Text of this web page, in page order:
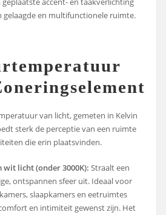
gelaagde en multifunctionele ruimte.
van licht, gemeten in Kelvin
sterk de perceptie van een ruimte
die erin plaatsvinden.
wit licht (onder 3000K): Straalt een
ontspannen sfeer uit. Ideaal voor
slaapkamers en eetruimtes
en intimiteit gewenst zijn. Het